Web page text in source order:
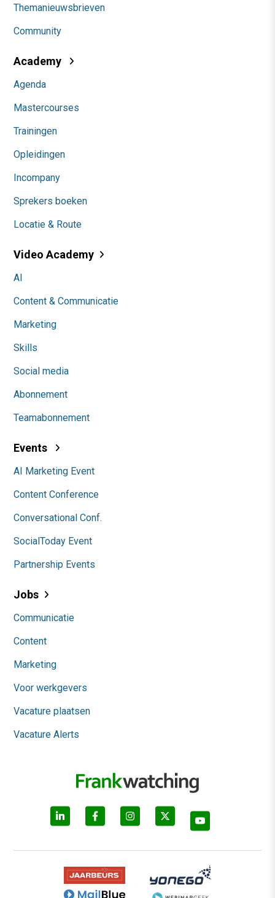
Themanieuwsbrieven
Community
Academy
Agenda
Mastercourses
Trainingen
Opleidingen
Incompany
Sprekers boeken
Locatie & Route
Video Academy
AI
Content & Communicatie
Marketing
Skills
Social media
Abonnement
Teamabonnement
Events
AI Marketing Event
Content Conference
Conversational Conf.
SocialToday Event
Partnership Events
Jobs
Communicatie
Content
Marketing
Voor werkgevers
Vacature plaatsen
Vacature Alerts